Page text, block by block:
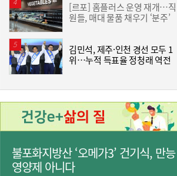
13:11
줄었던 中企 대출, 한 달 만에 반등…5대 은
행, 기업대출 확대
11:20
“역시 미국이 답”…코스피 폭락에 서학개미
‘대탈출’ [머니+]
[르포] 홈플러스 운영 재개…직
원들, 매대 물품 채우기 ‘분주’
김민석, 제주·인천 경선 모두 1
위…누적 득표율 정청래 역전
불포화지방산 ‘오메가3’ 건기식, 만능
영양제 아니다